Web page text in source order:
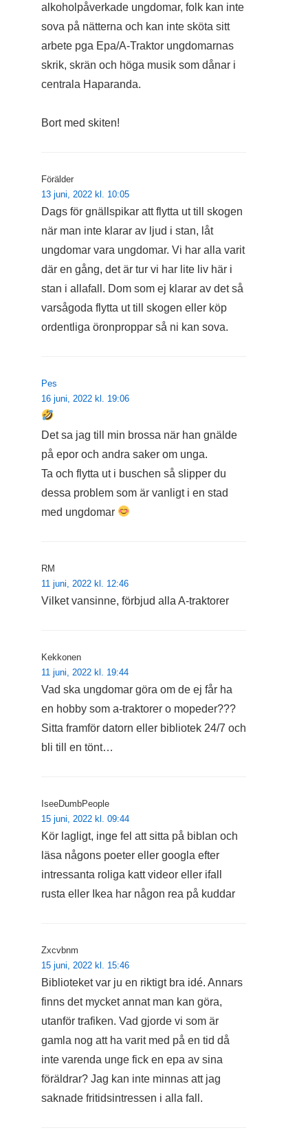
alkoholpåverkade ungdomar, folk kan inte
sova på nätterna och kan inte sköta sitt
arbete pga Epa/A-Traktor ungdomarnas
skrik, skrän och höga musik som dånar i
centrala Haparanda.
Bort med skiten!
Förälder
13 juni, 2022 kl. 10:05
Dags för gnällspikar att flytta ut till skogen
när man inte klarar av ljud i stan, låt
ungdomar vara ungdomar. Vi har alla varit
där en gång, det är tur vi har lite liv här i
stan i allafall. Dom som ej klarar av det så
varsågoda flytta ut till skogen eller köp
ordentliga öronproppar så ni kan sova.
Pes
16 juni, 2022 kl. 19:06
Det sa jag till min brossa när han gnälde
på epor och andra saker om unga.
Ta och flytta ut i buschen så slipper du
dessa problem som är vanligt i en stad
med ungdomar
RM
11 juni, 2022 kl. 12:46
Vilket vansinne, förbjud alla A-traktorer
Kekkonen
11 juni, 2022 kl. 19:44
Vad ska ungdomar göra om de ej får ha
en hobby som a-traktorer o mopeder???
Sitta framför datorn eller bibliotek 24/7 och
bli till en tönt…
IseeDumbPeople
15 juni, 2022 kl. 09:44
Kör lagligt, inge fel att sitta på biblan och
läsa någons poeter eller googla efter
intressanta roliga katt videor eller ifall
rusta eller Ikea har någon rea på kuddar
Zxcvbnm
15 juni, 2022 kl. 15:46
Biblioteket var ju en riktigt bra idé. Annars
finns det mycket annat man kan göra,
utanför trafiken. Vad gjorde vi som är
gamla nog att ha varit med på en tid då
inte varenda unge fick en epa av sina
föräldrar? Jag kan inte minnas att jag
saknade fritidsintressen i alla fall.